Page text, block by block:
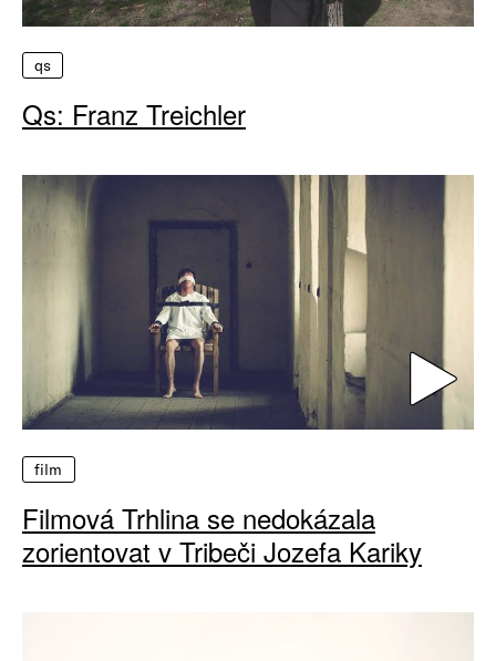
qs
Qs: Franz Treichler
film
Filmová Trhlina se nedokázala
zorientovat v Tribeči Jozefa Kariky